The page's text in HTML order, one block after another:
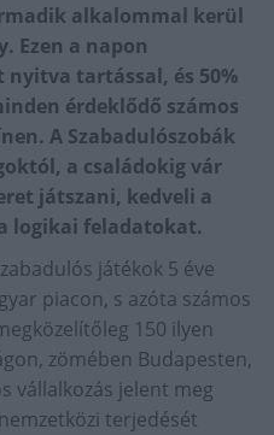
alkalommal kerül
Ezen a napon
tartással, és 50%
érdeklődő számos
A Szabadulószobák
a családokig vár
játszani, kedveli a
logikai feladatokat.
játékok 5 éve
piacon, s azóta számos
150 ilyen
zömében Budapesten,
vállalkozás jelent meg
terjedését